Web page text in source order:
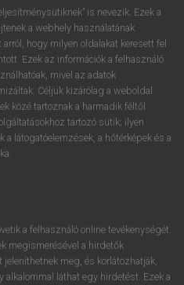
APPLIKÁCIÓ
is nevezik. Ezek a
a webhely használatának
hogy milyen oldalakat keresett fel
Ezek az információk a felhasználó
mivel az adatok
Céljuk kizárólag a weboldal
közé tartoznak a harmadik féltől
tartozó sütik; ilyen
a látogatóelemzések, a hőtérképek és a
a felhasználó online tevékenységét.
megismerésével a hirdetők
jeleníthetnek meg, és korlátozhatják,
alkalommal láthat egy hirdetést. Ezek a